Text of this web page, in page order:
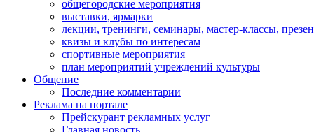
общегородские мероприятия
выставки, ярмарки
лекции, тренинги, семинары, мастер-классы,
квизы и клубы по интересам
спортивные мероприятия
план мероприятий учреждений культуры
Общение
Последние комментарии
Реклама на портале
Прейскурант рекламных услуг
Главная новость